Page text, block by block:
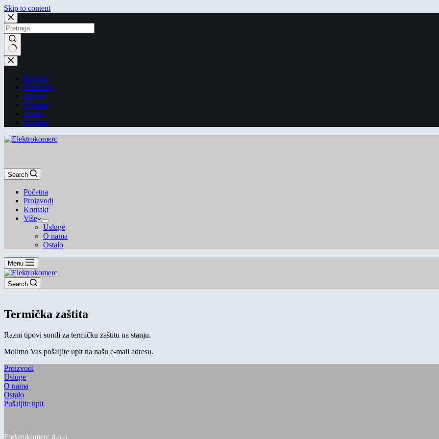
Skip to content
Početna
Proizvodi
Usluge
O nama
Ostalo
Kontakt
Search
Početna
Proizvodi
Kontakt
Više
Usluge
O nama
Ostalo
Menu
Search
Termička zaštita
Razni tipovi sondi za termičku zaštitu na stanju.
Molimo Vas pošaljite upit na našu e-mail adresu.
Proizvodi
Usluge
O nama
Ostalo
Pošaljite upit
Elektrokomerc d.o.o.